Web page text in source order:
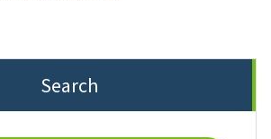
Search